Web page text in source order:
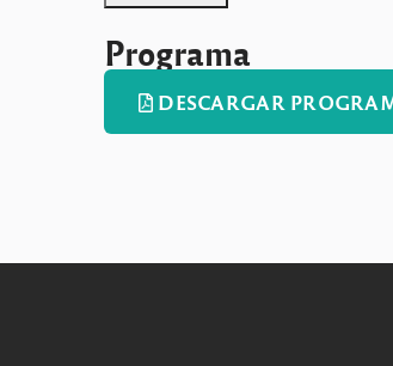
Programa
DESCARGAR